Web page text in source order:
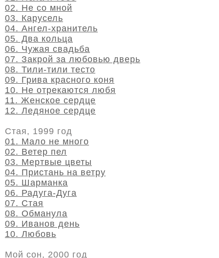
02. Не со мной
03. Карусель
04. Ангел-хранитель
05. Два кольца
06. Чужая свадьба
07. Закрой за любовью дверь
08. Тили-тили тесто
09. Грива красного коня
10. Не отрекаются любя
11. Женское сердце
12. Ледяное сердце
Стая, 1999 год
01. Мало не много
02. Ветер пел
03. Мертвые цветы
04. Пристань на ветру
05. Шарманка
06. Радуга-Дуга
07. Стая
08. Обманула
09. Иванов день
10. Любовь
Мой сон, 2000 год